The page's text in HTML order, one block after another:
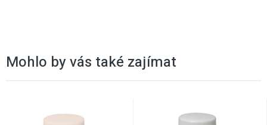
Mohlo by vás také zajímat